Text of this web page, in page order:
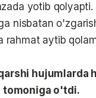
yotib
nisbatan
rahmat aytib
hujumlarda
tomoniga o'tdi.